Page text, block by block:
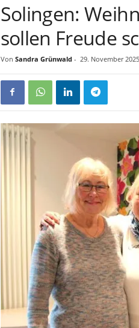
Solingen:
sollen Freude
Von Sandra Grünwald- 29. November 2025